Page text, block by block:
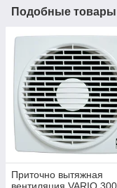
Подобные
Приточно вытяжная
вентиляция VARIO